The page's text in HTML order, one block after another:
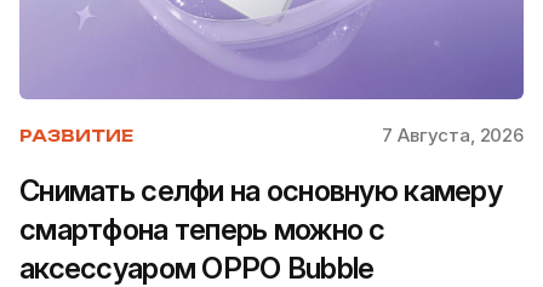
РАЗВИТИЕ 7 Августа, 2026
Снимать селфи на основную камеру
смартфона теперь можно с
аксессуаром OPPO Bubble